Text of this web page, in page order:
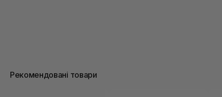
Рекомендовані товари